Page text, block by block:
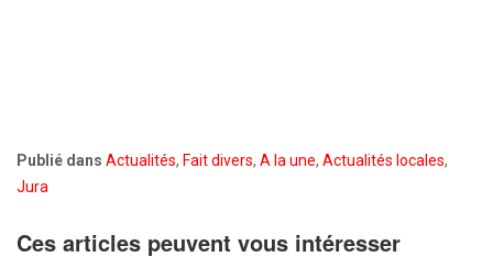
Publié dans Actualités, Fait divers, A la une, Actualités locales,
Jura
Ces articles peuvent vous intéresser